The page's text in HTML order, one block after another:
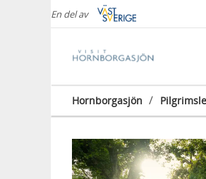
En del av
Hornborgasjön /